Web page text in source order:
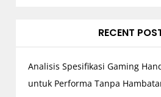
RECENT
Analisis Spesifikasi Gaming
untuk Performa Tanpa